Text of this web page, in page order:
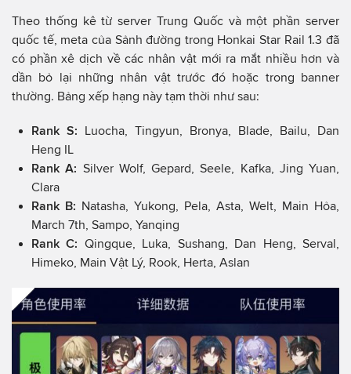
Theo thống kê từ server Trung Quốc và một phần server
quốc tế, meta của Sảnh đường trong Honkai Star Rail 1.3 đã
có phần xê dịch về các nhân vật mới ra mắt nhiều hơn và
dần bỏ lại những nhân vật trước đó hoặc trong banner
thường. Bảng xếp hạng này tạm thời như sau:
Rank S: Luocha, Tingyun, Bronya, Blade, Bailu, Dan
Heng IL
Rank A: Silver Wolf, Gepard, Seele, Kafka, Jing Yuan,
Clara
Rank B: Natasha, Yukong, Pela, Asta, Welt, Main Hỏa,
March 7th, Sampo, Yanqing
Rank C: Qingque, Luka, Sushang, Dan Heng, Serval,
Himeko, Main Vật Lý, Rook, Herta, Aslan